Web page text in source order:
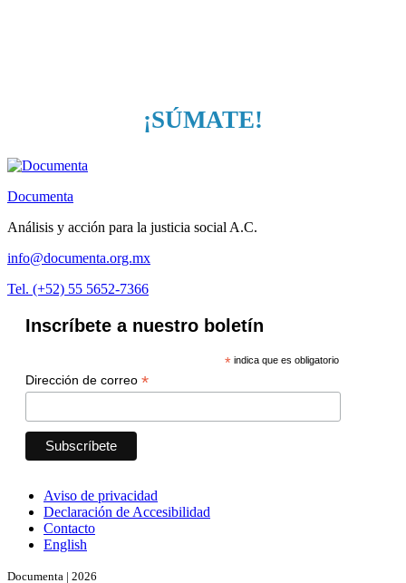
¡SÚMATE!
Documenta
Análisis y acción para la justicia social A.C.
info@documenta.org.mx
Tel. (+52) 55 5652-7366
Inscríbete a nuestro boletín
*indica que es obligatorio
Dirección de correo *
Aviso de privacidad
Declaración de Accesibilidad
Contacto
English
Documenta | 2026